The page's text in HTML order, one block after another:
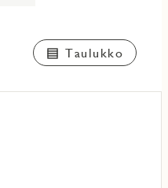
Taulukko